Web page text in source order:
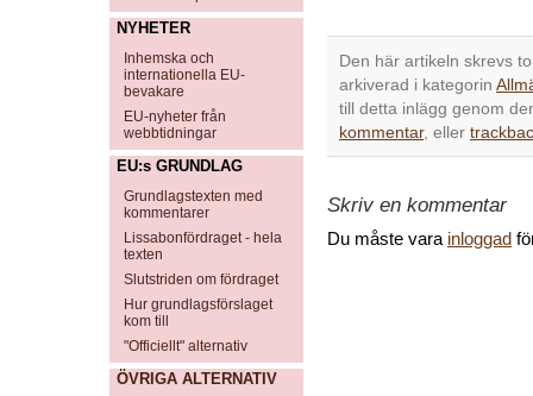
NYHETER
Inhemska och
internationella EU-
bevakare
EU-nyheter från
webbtidningar
EU:s GRUNDLAG
Grundlagstexten med
kommentarer
Lissabonfördraget - hela
texten
Slutstriden om fördraget
Hur grundlagsförslaget
kom till
"Officiellt" alternativ
ÖVRIGA ALTERNATIV
Den här artikeln skrevs
arkiverad i kategorin
till detta inlägg genom
kommentar, eller
Skriv en kommentar
Du måste vara inloggad